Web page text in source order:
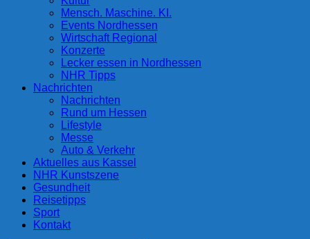
Mensch. Maschine. KI.
Events Nordhessen
Wirtschaft Regional
Konzerte
Lecker essen in Nordhessen
NHR Tipps
Nachrichten
Nachrichten
Rund um Hessen
Lifestyle
Messe
Auto & Verkehr
Aktuelles aus Kassel
NHR Kunstszene
Gesundheit
Reisetipps
Sport
Kontakt